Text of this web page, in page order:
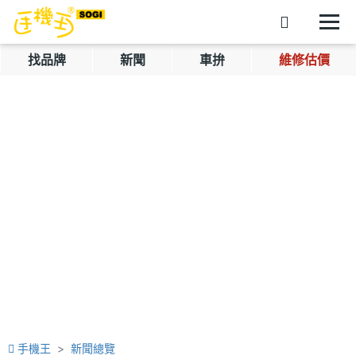
找品牌 新聞 車拚 維修估價
手機王 新聞總覽